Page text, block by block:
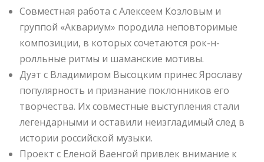
Совместная работа с Алексеем Козловым и
группой «Аквариум» породила неповторимые
композиции, в которых сочетаются рок-н-
ролльные ритмы и шаманские мотивы.
Дуэт с Владимиром Высоцким принес Ярославу
популярность и признание поклонников его
творчества. Их совместные выступления стали
легендарными и оставили неизгладимый след в
истории российской музыки.
Проект с Еленой Ваенгой привлек внимание к